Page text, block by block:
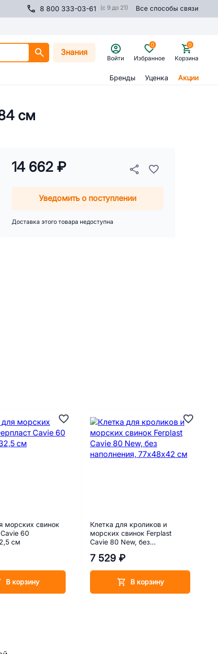
8 800 333-03-61 (с 9 до 21) Все способы связи
Знания
Войти Избранное
0
Корзина
0
Бренды Уценка Акции
см
14 662 ₽
Уведомить о поступлении
Доставка этого товара недоступна
морских свинок
60
см
В корзину
Клетка для кроликов и
морских свинок Ferplast
Cavie 80 New, без
7 529 ₽
В корзину